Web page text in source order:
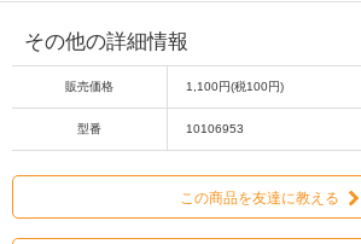
その他の詳細情報
販売価格 1,100円(税100円)
型番 10106953
この商品を友達に教える